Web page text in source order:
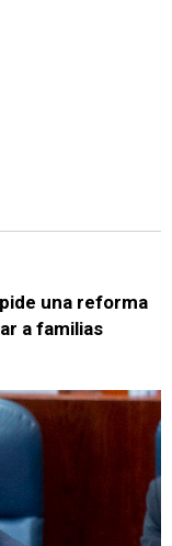
una reforma
a familias